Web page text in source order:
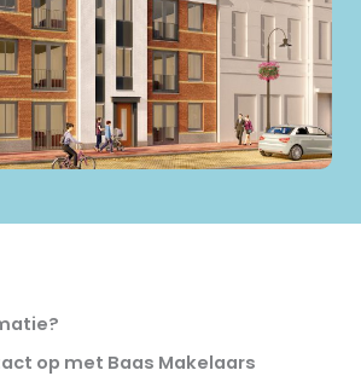
op met Baas Makelaars